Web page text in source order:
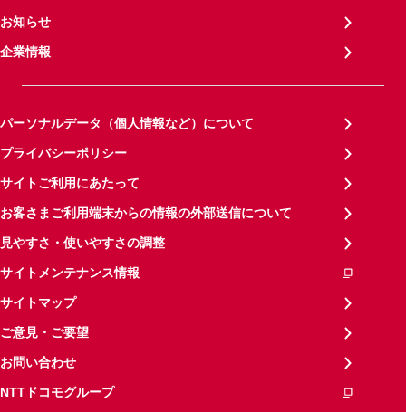
お知らせ
企業情報
パーソナルデータ（個人情報など）について
プライバシーポリシー
サイトご利用にあたって
お客さまご利用端末からの情報の外部送信について
見やすさ・使いやすさの調整
サイトメンテナンス情報
サイトマップ
ご意見・ご要望
お問い合わせ
NTTドコモグループ